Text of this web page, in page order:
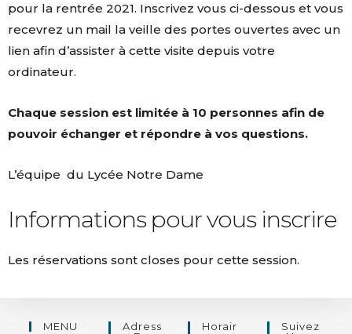
pour la rentrée 2021. Inscrivez vous ci-dessous et vous
recevrez un mail la veille des portes ouvertes avec un
lien afin d’assister à cette visite depuis votre
ordinateur.
Chaque session est limitée à 10 personnes afin de
pouvoir échanger et répondre à vos questions.
L’équipe du Lycée Notre Dame
Informations pour vous inscrire
Les réservations sont closes pour cette session.
MENU
Adress
Horair
Suivez